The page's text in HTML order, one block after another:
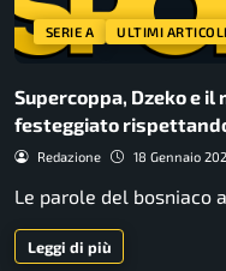
SERIE A ULTIMI ARTICOLI
Supercoppa, Dzeko e il
festeggiato
Redazione 18 Gennaio
Le parole del bosniaco
Leggi di più